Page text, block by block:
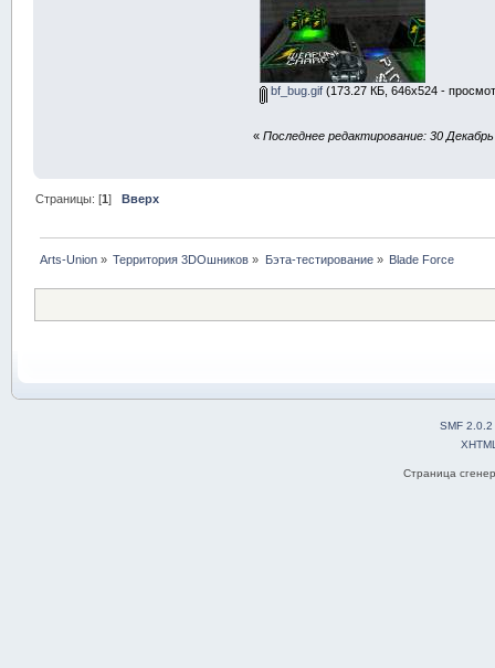
bf_bug.gif(173.27 КБ, 646x524 -
«Последнее редактирование: 30
Страницы: [1]Вверх
Arts-Union » Территория 3DOшников » Бэта-тестирование» Blade Force
SMF 2.0.2
Страница